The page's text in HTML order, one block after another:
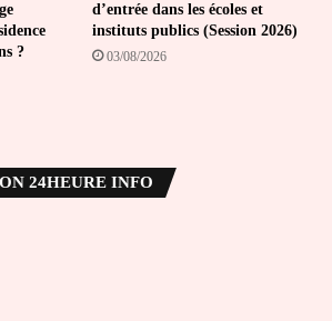
?
d’entrée dans les écoles et
instituts publics (Session 2026)
03/08/2026
24HEURE INFO